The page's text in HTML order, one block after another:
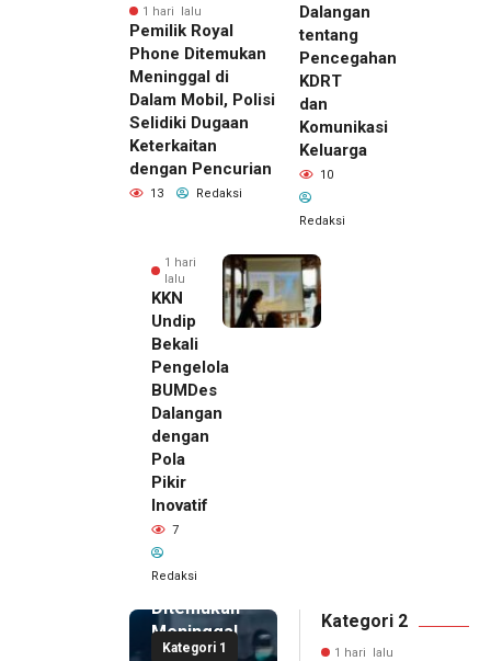
1 hari lalu
Pemilik Royal
Phone Ditemukan
Meninggal di
Dalam Mobil, Polisi
Selidiki Dugaan
Keterkaitan
dengan Pencurian
13 Redaksi
Dalangan
tentang
Pencegahan
KDRT
dan
Komunikasi
Keluarga
10
Redaksi
1 hari
lalu
KKN
Undip
Bekali
Pengelola
BUMDes
Dalangan
dengan
Pola
Pikir
Inovatif
7
Redaksi
Kategori 1
1 hari lalu
Pemilik
Royal
Phone
Ditemukan
Meninggal
di Dalam
Kategori 2
1 hari lalu